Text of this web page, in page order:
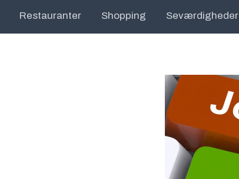
Restauranter Shopping Seværdigheder